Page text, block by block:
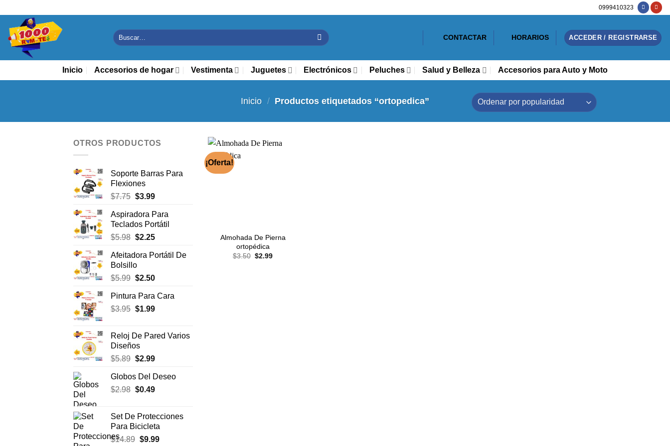
contenido
0999410323
Buscar
por:
CONTACTAR HORARIOS ACCEDER / REGISTRARSE
Inicio Accesorios de hogar Vestimenta Juguetes Electrónicos Peluches Salud y Belleza Accesorios para Auto y Moto
Inicio / Productos etiquetados “ortopedica”
OTROS PRODUCTOS
Soporte Barras Para
Flexiones
$7.75 El
original
era:
$7.75.
$3.99El
actual
es:
$3.99.
Aspiradora Para
Teclados Portátil
$5.98 El
original
era:
$5.98.
$2.25El
actual
$2.25.
Afeitadora Portátil De
Bolsillo
$5.99 El
original
era:
$2.50El
actual
es:
Pintura Para Cara
$3.95 El
era:
$3.95.
$1.99El
es:
Reloj De Pared Varios
Diseños
$5.89 El
original
era:
$2.99El
actual
es:
Globos Del Deseo
$2.98 El
era:
$2.98.
$0.49El
es:
$0.49.
Set De Protecciones
Para Bicicleta
$14.89 El
$9.99El
¡Oferta!
Almohada De Pierna
ortopédica
$3.50 El
$2.99El